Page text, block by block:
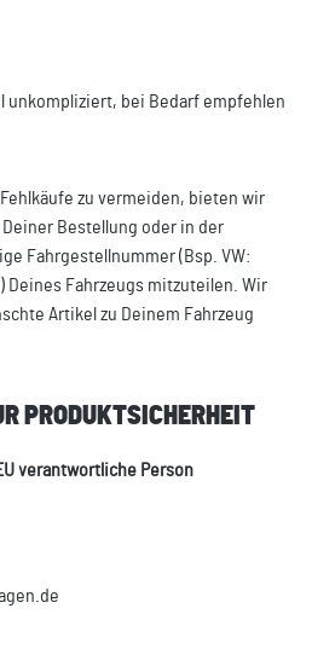
unkompliziert, bei Bedarf empfehlen
zu vermeiden, bieten wir
Bestellung oder in der
Fahrgestellnummer (Bsp. VW:
Deines Fahrzeugs mitzuteilen. Wir
Artikel zu Deinem Fahrzeug
PRODUKTSICHERHEIT
verantwortliche Person